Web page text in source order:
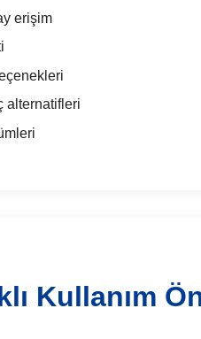
erişim
alternatifleri
Kullanım